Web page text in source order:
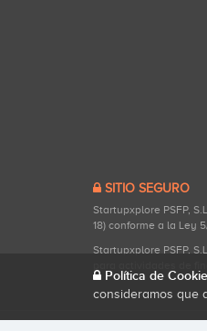
SITIO SEGURO
Startupxplore PSFP,
18) conforme a la Ley
Startupxplore PSFP,
Política de
consideramos que